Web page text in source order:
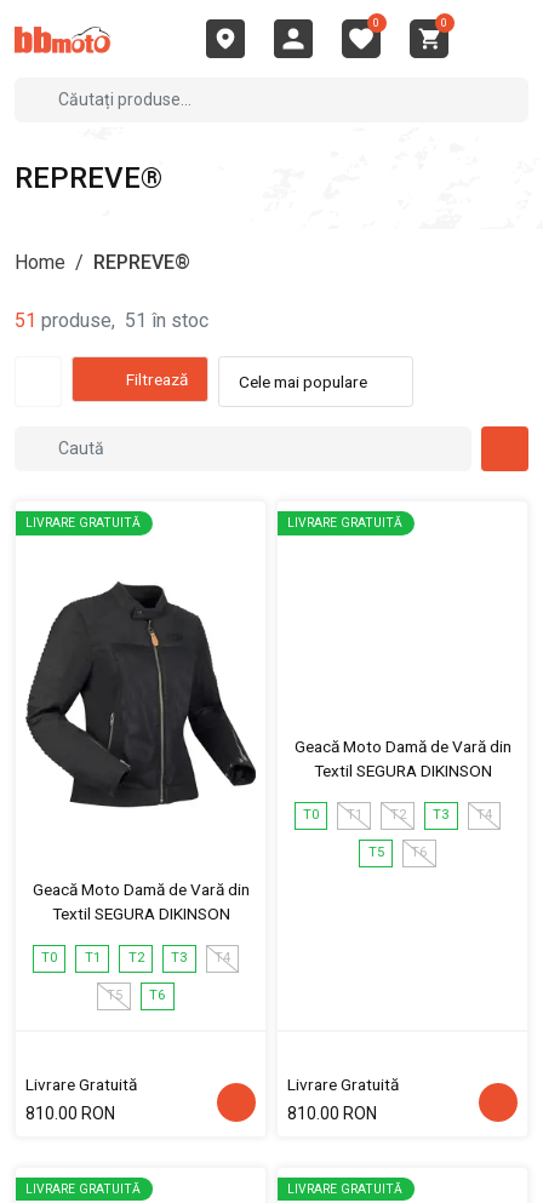
0 0
REPREVE®
Home / REPREVE®
51 produse, 51 în stoc
Filtrează Cele mai populare
LIVRARE GRATUITĂ
Geacă Moto Damă de Vară din
Textil SEGURA DIKINSON
T0 T1 T2 T3 T4
T5 T6
Livrare Gratuită
810.00 RON
LIVRARE GRATUITĂ
Geacă Moto Damă de Vară din
Textil SEGURA DIKINSON
T0 T1 T2 T3 T4
T5 T6
Livrare Gratuită
810.00 RON
LIVRARE GRATUITĂ LIVRARE GRATUITĂ